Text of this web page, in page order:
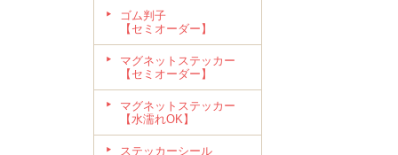
ゴム判子
【セミオーダー】
マグネットステッカー
【セミオーダー】
マグネットステッカー
【水濡れOK】
ステッカーシール